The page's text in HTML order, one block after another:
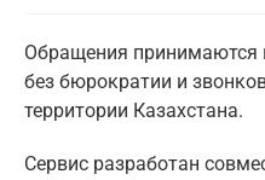
Обращения принимаются
без бюрократии и
территории Казахстана.
Сервис разработан